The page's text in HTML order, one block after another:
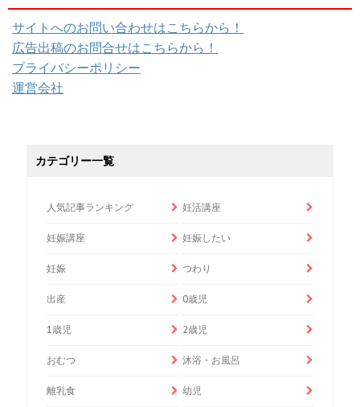
サイトへのお問い合わせはこちらから！
広告出稿のお問合せはこちらから！
プライバシーポリシー
運営会社
カテゴリー一覧
人気記事ランキング 妊活講座
妊娠講座 妊娠したい
妊娠 つわり
出産 0歳児
1歳児 2歳児
おむつ 沐浴・お風呂
離乳食 幼児